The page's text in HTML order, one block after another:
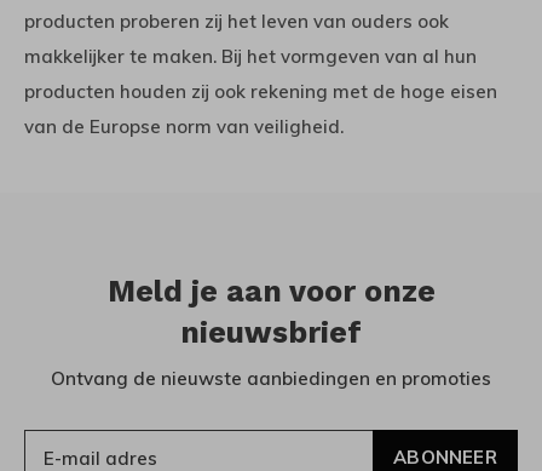
producten proberen zij het leven van ouders ook
makkelijker te maken. Bij het vormgeven van al hun
producten houden zij ook rekening met de hoge eisen
van de Europse norm van veiligheid.
Meld je aan voor onze
nieuwsbrief
Ontvang de nieuwste aanbiedingen en promoties
ABONNEER